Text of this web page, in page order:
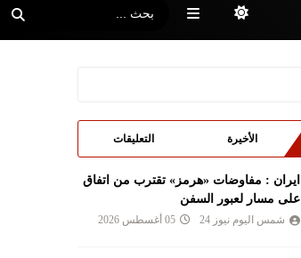
الأخيرة التعليقات
ايران : مفاوضات «هرمز» تقترب من اتفاق
على مسار لعبور السفن
شمس اليوم نيوز 24 05 أغسطس 2026